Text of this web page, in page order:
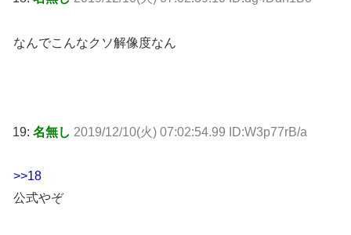
なんでこんなクソ解像度なん
19: 名無し 2019/12/10(火) 07:02:54.99 ID:W3p77rB/a
>>18
公式やぞ